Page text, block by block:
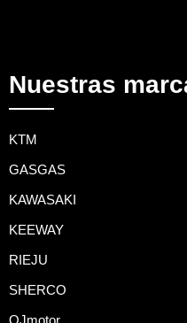
Nuestras
KTM
GASGAS
KAWASAKI
KEEWAY
RIEJU
SHERCO